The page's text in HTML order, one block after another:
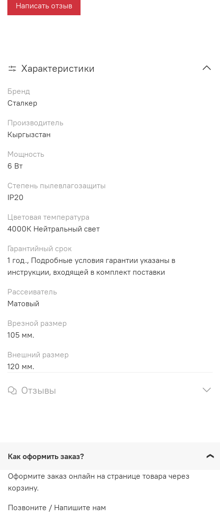
Написать отзыв
Характеристики
Бренд
Сталкер
Производитель
Кыргызстан
Мощность
6 Вт
Степень пылевлагозащиты
IP20
Цветовая температура
4000К Нейтральный свет
Гарантийный срок
1 год., Подробные условия гарантии указаны в
инструкции, входящей в комплект поставки
Рассеиватель
Матовый
Врезной размер
105 мм.
Внешний размер
120 мм.
Отзывы
Как оформить заказ?
Оформите заказ онлайн на странице товара через
корзину.
Позвоните / Напишите нам